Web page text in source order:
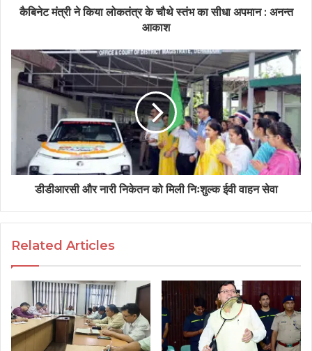
कैबिनेट मंत्री ने किया लोकतंत्र के चौथे स्तंभ का सीधा अपमान : अनन्त
आकाश
डीडीआरसी और नारी निकेतन को मिली निःशुल्क ईवी वाहन सेवा
Related Articles